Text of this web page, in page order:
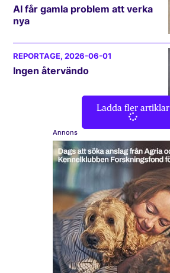
AI får gamla problem att verka
nya
REPORTAGE, 2026-06-01
Ingen återvändo
Ladda fler artiklar
Annons